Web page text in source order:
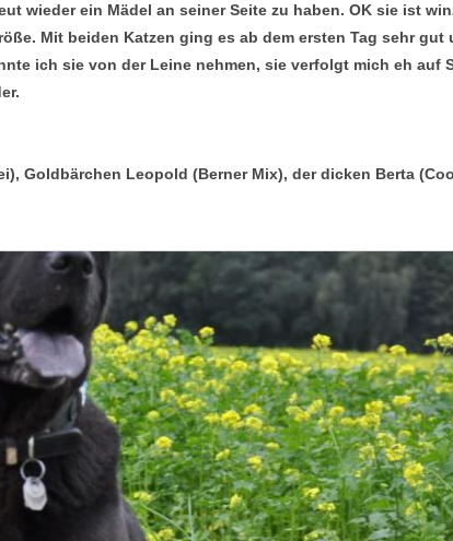
wieder ein Mädel an seiner Seite zu haben. OK sie ist
Mit beiden Katzen ging es ab dem ersten Tag sehr
ich sie von der Leine nehmen, sie verfolgt mich eh auf
Goldbärchen Leopold (Berner Mix), der dicken Berta